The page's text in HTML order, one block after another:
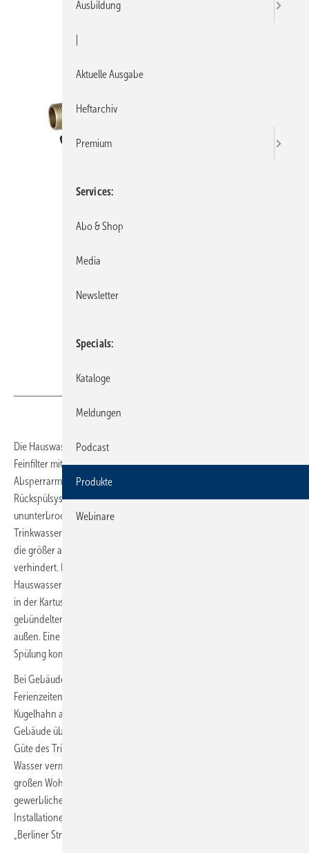
Die Hauswasserstation Braukmann HS10S von Resideo vereint einen
Feinfilter mit einem Druckminderer, Rückflussverhinderer und einer
Absperrarmatur in einem Gerät. Ausgestattet mit einem patentierten
Rückspülsystem sichert die Hauswasserstation laut Pressemitteilung
ununterbrochen die Versorgung mit hygienisch einwandfreiem
Trinkwasser. Das Einspülen von Schmutzpartikeln und Fremdkörpern,
die größer als 100 μm (0,1 mm) sind, wird durch ein Edelstahlfiltersieb
verhindert. Für die Reinigung des Filters kommt in der
Hauswasserstation die Double-Spin-Technologie zur Anwendung. Ein
in der Kartusche integrierter rotierender Impeller reinigt mittels eines
gebündelten Wasserstrahls den Filter hocheffizient von innen nach
außen. Eine nachrüstbare Rückspülautomatik kann die notwendige
Spülung komfortabel übernehmen.
Bei Gebäudeschließungen, z. B. pandemiebedingt oder in
Ferienzeiten, wird die Trinkwasser-Installation über den integrierten
Kugelhahn abgesperrt. Gleichzeitig lässt sich die Anschlussleitung ins
Gebäude über den Filter spülen. Damit werden Rückwirkungen auf die
Güte des Trinkwassers in der Versorgungsleitung durch stagnierendes
Wasser vermieden. Für den großen Trinkwasserbedarf – etwa in
großen Wohngebäuden, in der kommunalen Wasserversorgung, in
gewerblichen, industriellen oder öffentlichen Trinkwasser-
Installationen – bietet sich die Hauswasserstation HS10S-FA, auch
„Berliner Strecke“ genannt, an.
Ausbildung
Aktuelle Ausgabe
Heftarchiv
Premium
Services
Abo & Shop
Media
Newsletter
Specials
Kataloge
Meldungen
Podcast
Produkte
Webinare